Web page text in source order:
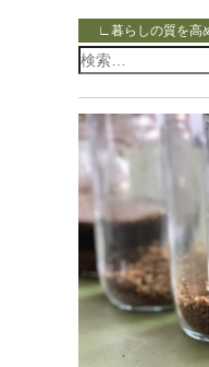
∟暮らしの質を高
検